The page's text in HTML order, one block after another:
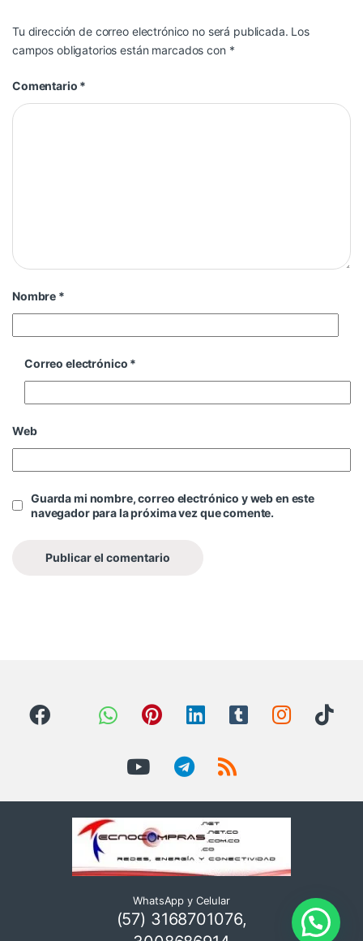
Tu dirección de correo electrónico no será publicada. Los
campos obligatorios están marcados con *
Comentario *
Nombre *
Correo electrónico *
Web
Guarda mi nombre, correo electrónico y web en este
navegador para la próxima vez que comente.
WhatsApp y Celular
(57) 3168701076,